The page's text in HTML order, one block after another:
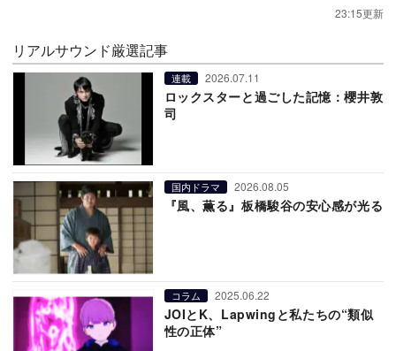
23:15更新
リアルサウンド厳選記事
連載 2026.07.11
ロックスターと過ごした記憶：櫻井敦
司
国内ドラマ 2026.08.05
『風、薫る』板橋駿谷の安心感が光る
コラム 2025.06.22
JOIとK、Lapwingと私たちの“類似
性の正体”